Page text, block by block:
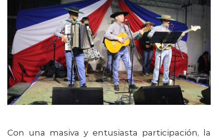
modo claro
Con una masiva y entusiasta participación, la